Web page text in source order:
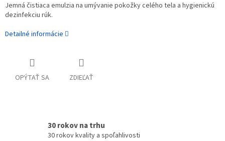
Jemná čistiaca emulzia na umývanie pokožky celého tela a hygienickú
dezinfekciu rúk.
Detailné informácie
OPÝTAŤ SA ZDIEĽAŤ
30 rokov na trhu
30 rokov kvality a spoľahlivosti